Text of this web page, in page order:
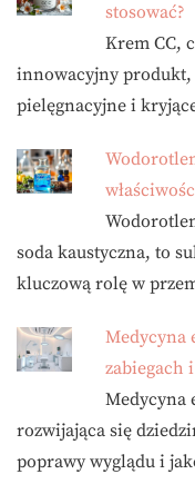
stosować?
Krem CC,
innowacyjny produkt,
pielęgnacyjne i
soda kaustyczna, to
kluczową rolę w
Medycyna
zabiegach
Medycyna
rozwijająca się
poprawy wyglądu i